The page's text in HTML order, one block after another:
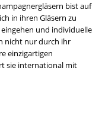
bist auf
in ihren Gläsern zu
und individuelle
nicht nur durch ihr
einzigartigen
sie international mit